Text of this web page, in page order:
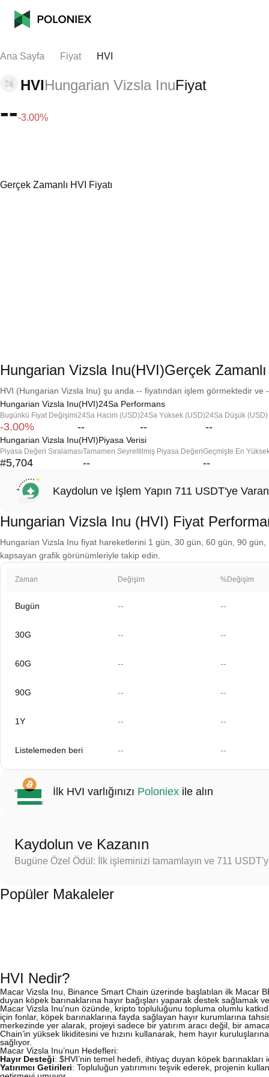
Ana Sayfa Fiyat HVI
HVIHungarian Vizsla InuFiyat
---3.00%
Gerçek Zamanlı HVI Fiyatı
Hungarian Vizsla Inu(HVI)Gerçek
HVI (Hungarian Vizsla Inu) şu anda -- fiyatından işlem görmektedir ve
Hungarian Vizsla Inu(HVI)24Sa Performans
Bugünkü Fiyat Değişimi
-3.00%
24Sa Hacim (USD)
--
24Sa Yüksek (USD)
--
24Sa Düşük (USD)
--
Hungarian Vizsla Inu(HVI)Piyasa Verisi
Piyasa Değeri Sıralaması
#5,704
Tamamen Seyreltilmiş Piyasa Değeri
--
Geçmişte En
--
Kaydolun ve İşlem Yapın 711 USDT'ye
Hungarian Vizsla Inu (HVI) Fiyat
Hungarian Vizsla Inu fiyat hareketlerini 1 gün, 30 gün, 60 gün, 90
kapsayan grafik görünümleriyle takip edin.
Zaman Değişim %Değişim
Bugün -- --
30G -- --
60G -- --
90G -- --
1Y -- --
Listelemeden beri -- --
İlk HVI varlığınızı Poloniex ile alın
Kaydolun ve Kazanın
Bugüne Özel Ödül: İlk işleminizi tamamlayın ve 711
Popüler Makaleler
HVI Nedir?
Macar Vizsla Inu, Binance Smart Chain üzerinde başlatılan ilk Macar
duyan köpek barınaklarına hayır bağışları yaparak destek sağlamak
Macar Vizsla Inu'nun özünde, kripto topluluğunu topluma olumlu
için fonlar, köpek barınaklarına fayda sağlayan hayır kurumlarına
merkezinde yer alarak, projeyi sadece bir yatırım aracı değil, bir
Chain’in yüksek likiditesini ve hızını kullanarak, hem hayır
sağlıyor.
Macar Vizsla Inu’nun Hedefleri:
Hayır Desteği: $HVI’nin temel hedefi, ihtiyaç duyan köpek
Yatırımcı Getirileri: Topluluğun yatırımını teşvik ederek, projenin